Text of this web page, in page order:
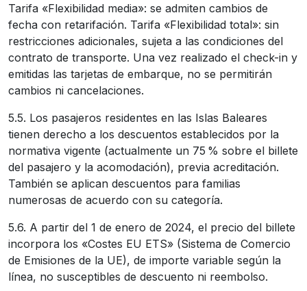
Tarifa «Flexibilidad media»: se admiten cambios de
fecha con retarifación. Tarifa «Flexibilidad total»: sin
restricciones adicionales, sujeta a las condiciones del
contrato de transporte. Una vez realizado el check-in y
emitidas las tarjetas de embarque, no se permitirán
cambios ni cancelaciones.
5.5. Los pasajeros residentes en las Islas Baleares
tienen derecho a los descuentos establecidos por la
normativa vigente (actualmente un 75 % sobre el billete
del pasajero y la acomodación), previa acreditación.
También se aplican descuentos para familias
numerosas de acuerdo con su categoría.
5.6. A partir del 1 de enero de 2024, el precio del billete
incorpora los «Costes EU ETS» (Sistema de Comercio
de Emisiones de la UE), de importe variable según la
línea, no susceptibles de descuento ni reembolso.